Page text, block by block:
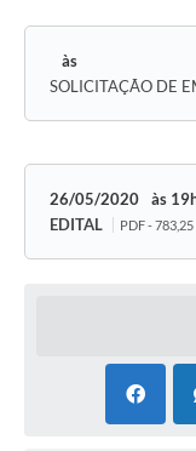
SOLICITAÇÃO DE
26/05/2020
EDITAL
PDF - 783,25